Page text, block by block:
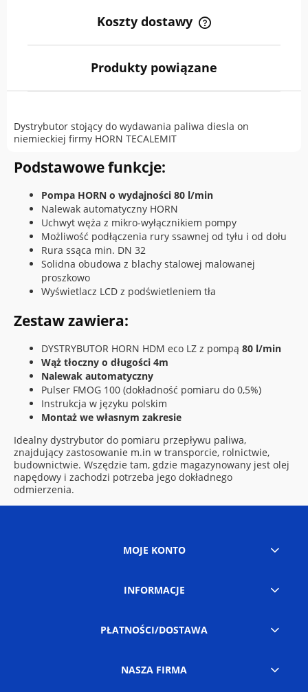
Koszty dostawy
Cena nie zawiera ewentualnych kosztów płatności
Produkty powiązane
Dystrybutor stojący do wydawania paliwa diesla on
niemieckiej firmy HORN TECALEMIT
Podstawowe funkcje:
Pompa HORN o wydajności 80 l/min
Nalewak automatyczny HORN
Uchwyt węża z mikro-wyłącznikiem pompy
Możliwość podłączenia rury ssawnej od tyłu i od dołu
Rura ssąca min. DN 32
Solidna obudowa z blachy stalowej malowanej
proszkowo
Wyświetlacz LCD z podświetleniem tła
Zestaw zawiera:
DYSTRYBUTOR HORN HDM eco LZ z pompą 80 l/min
Wąż tłoczny o długości 4m
Nalewak automatyczny
Pulser FMOG 100 (dokładność pomiaru do 0,5%)
Instrukcja w języku polskim
Montaż we własnym zakresie
Idealny dystrybutor do pomiaru przepływu paliwa,
znajdujący zastosowanie m.in w transporcie, rolnictwie,
budownictwie. Wszędzie tam, gdzie magazynowany jest olej
napędowy i zachodzi potrzeba jego dokładnego
odmierzenia.
MOJE KONTO
INFORMACJE
PŁATNOŚCI/DOSTAWA
NASZA FIRMA